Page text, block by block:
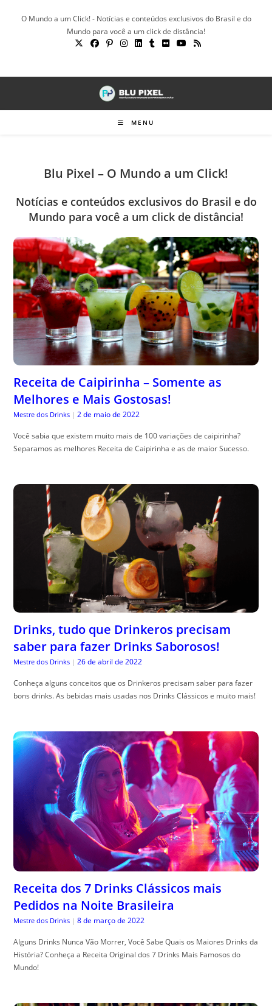
O Mundo a um Click! - Notícias e conteúdos exclusivos do Brasil e do
Mundo para você a um click de distância!
MENU
Blu Pixel – O Mundo a um Click!
Notícias e conteúdos exclusivos do Brasil e do
Mundo para você a um click de distância!
Receita de Caipirinha – Somente as
Melhores e Mais Gostosas!
Mestre dos Drinks | 2 de maio de 2022
Você sabia que existem muito mais de 100 variações de caipirinha?
Separamos as melhores Receita de Caipirinha e as de maior Sucesso.
Drinks, tudo que Drinkeros precisam
saber para fazer Drinks Saborosos!
Mestre dos Drinks | 26 de abril de 2022
Conheça alguns conceitos que os Drinkeros precisam saber para fazer
bons drinks. As bebidas mais usadas nos Drinks Clássicos e muito mais!
Receita dos 7 Drinks Clássicos mais
Pedidos na Noite Brasileira
Mestre dos Drinks | 8 de março de 2022
Alguns Drinks Nunca Vão Morrer, Você Sabe Quais os Maiores Drinks da
História? Conheça a Receita Original dos 7 Drinks Mais Famosos do
Mundo!